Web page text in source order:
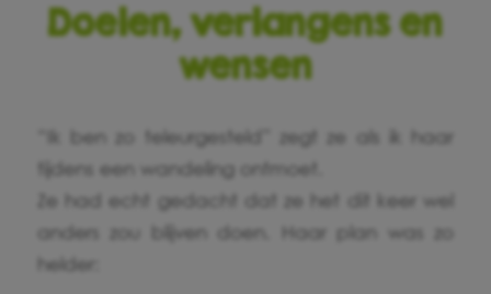
Doelen, verlangens en
wensen
“Ik ben zo teleurgesteld” zegt ze als ik haar
tijdens een wandeling ontmoet.
Ze had echt gedacht dat ze het dit keer wel
anders zou blijven doen. Haar plan was zo
helder: